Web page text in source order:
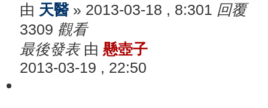
由 天醫 » 2013-03-18 , 8:301 回覆
3309 觀看
最後發表 由 懸壺子
2013-03-19 , 22:50